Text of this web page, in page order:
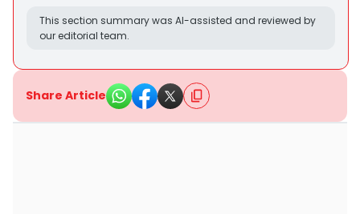
This section summary was AI-assisted and reviewed by
our editorial team.
Share Article